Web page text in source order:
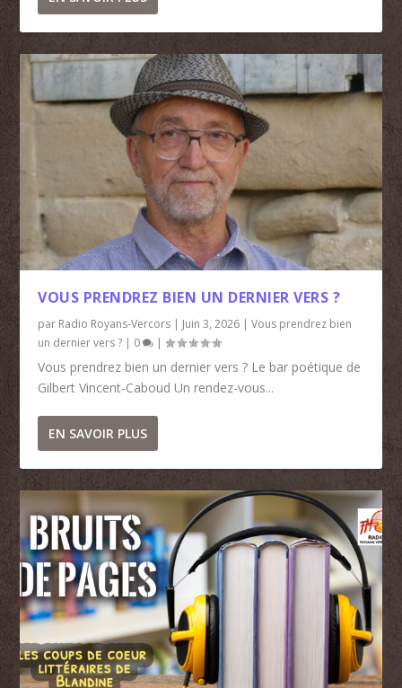
VOUS PRENDREZ BIEN UN DERNIER VERS ?
par Radio Royans-Vercors Juin 3, 2026 |Vous prendrez bien
un dernier vers ?
0 |
Vous prendrez bien un dernier vers ? Le bar poétique de
Gilbert Vincent-Caboud Un rendez-vous...
EN SAVOIR PLUS